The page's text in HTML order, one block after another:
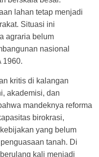
lahan tetap menjadi
Situasi ini
agraria belum
nasional
1960.
kritis di kalangan
akademisi, dan
mandeknya reforma
birokrasi,
yang belum
tanah. Di
kali menjadi